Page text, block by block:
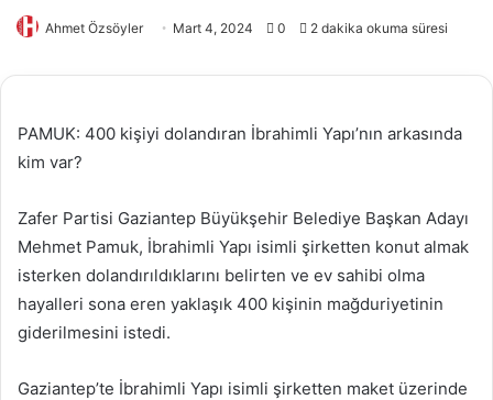
Ahmet Özsöyler Mart 4, 2024 0 2 dakika okuma süresi
PAMUK: 400 kişiyi dolandıran İbrahimli Yapı’nın arkasında
kim var?
Zafer Partisi Gaziantep Büyükşehir Belediye Başkan Adayı
Mehmet Pamuk, İbrahimli Yapı isimli şirketten konut almak
isterken dolandırıldıklarını belirten ve ev sahibi olma
hayalleri sona eren yaklaşık 400 kişinin mağduriyetinin
giderilmesini istedi.
Gaziantep’te İbrahimli Yapı isimli şirketten maket üzerinde